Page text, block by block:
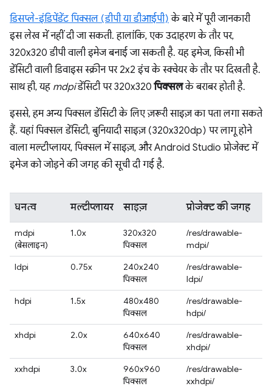
डिसप्ले-इंडिपेंडेंट पिक्सल (डीपी या डीआईपी) के बारे में पूरी जानकारी
इस लेख में नहीं दी जा सकती. हालांकि, एक उदाहरण के तौर पर,
320x320 डीपी वाली इमेज बनाई जा सकती है. यह इमेज, किसी भी
डेंसिटी वाली डिवाइस स्क्रीन पर 2x2 इंच के स्क्वेयर के तौर पर दिखती है.
साथ ही, यह mdpiडेंसिटी पर 320x320पिक्सलके बराबर होती है.
इससे, हम अन्य पिक्सल डेंसिटी के लिए ज़रूरी साइज़ का पता लगा सकते
हैं. यहां पिक्सल डेंसिटी, बुनियादी साइज़ (320x320dp) पर लागू होने
वाला मल्टीप्लायर, पिक्सल में साइज़, और Android Studio प्रोजेक्ट में
इमेज को जोड़ने की जगह की सूची दी गई है.
घनत्व मल्टीप्लायर साइज़ प्रोजेक्ट की जगह
mdpi
(बेसलाइन)
1.0x
320x320
पिक्सल
/res/drawable-
mdpi/
ldpi
0.75x
240x240
पिक्सल
/res/drawable-
ldpi/
hdpi
1.5x
480x480
पिक्सल
/res/drawable-
hdpi/
xhdpi
2.0x
640x640
पिक्सल
/res/drawable-
xhdpi/
xxhdpi
3.0x
960x960
पिक्सल
/res/drawable-
xxhdpi/